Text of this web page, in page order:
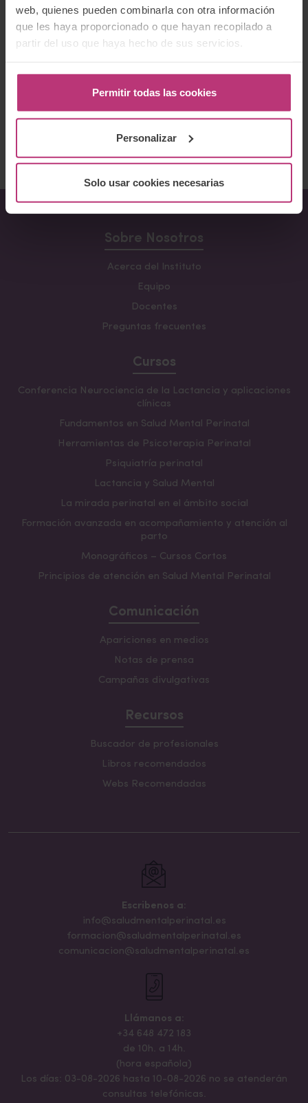
web, quienes pueden combinarla con otra información
que les haya proporcionado o que hayan recopilado a
partir del uso que haya hecho de sus servicios.
Permitir todas las cookies
Personalizar
Solo usar cookies necesarias
Alumnas de la formación de Fundamentos de Salud
Mental Perinatal, edición 2022.
Sobre Nosotros
Acerca del Instituto
Equipo
Docentes
Preguntas frecuentes
Cursos
Conferencia Neurociencia de la Lactancia y aplicaciones
clínicas
Fundamentos en Salud Mental Perinatal
Herramientas de Psicoterapia Perinatal
Psiquiatría perinatal
Lactancia y Salud Mental
La mirada perinatal en el ámbito social
Formación avanzada en acompañamiento y atención al
parto
Monográficos – Cursos Cortos
Principios de atención en Salud Mental Perinatal
Comunicación
Apariciones en medios
Notas de prensa
Campañas divulgativas
Recursos
Buscador de profesionales
Libros recomendados
Webs Recomendadas
Escribenos a:
info@saludmentalperinatal.es
formacion@saludmentalperinatal.es
comunicacion@saludmentalperinatal.es
Llámanos a:
+34 648 472 183
de 10h. a 14h.
(hora española)
Los días: 03-08-2026 hasta 10-08-2026 no se atenderán
consultas telefónicas.